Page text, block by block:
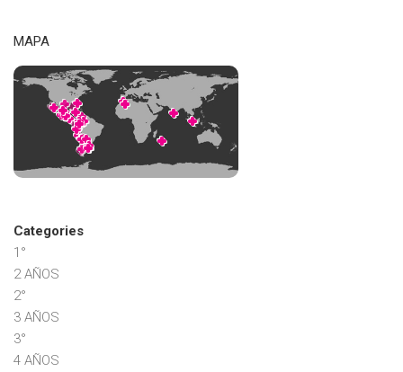
MAPA
Categories
1°
2 AÑOS
2°
3 AÑOS
3°
4 AÑOS